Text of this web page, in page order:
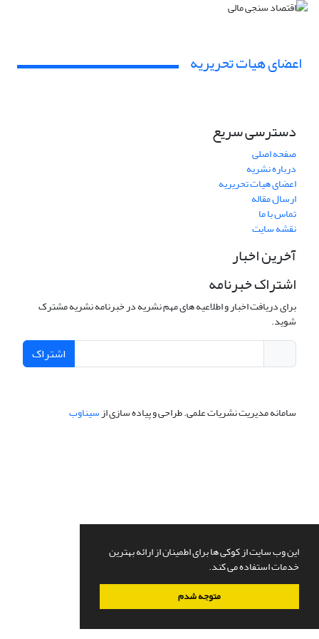
این وب سایت از کوکی ها برای اطمینان از ارائه بهترین
خدمات استفاده می کند.
متوجه شدم
اعضای هیات تحریریه
دسترسی سریع
صفحه اصلی
درباره نشریه
اعضای هیات تحریریه
ارسال مقاله
تماس با ما
نقشه سایت
آخرین اخبار
اشتراک خبرنامه
برای دریافت اخبار و اطلاعیه های مهم نشریه در خبرنامه نشریه مشترک
شوید.
اشتراک
سامانه مدیریت نشریات علمی.طراحی و پیاده سازی ازسیناوب